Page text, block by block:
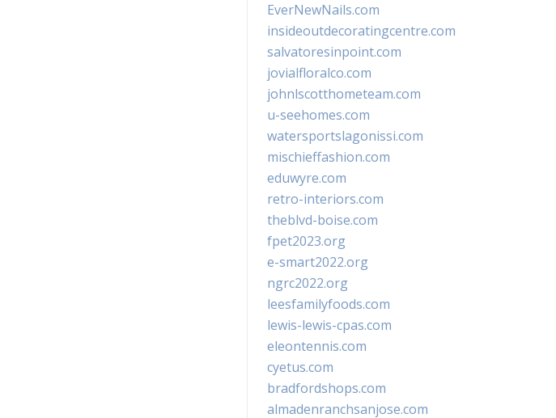
EverNewNails.com
insideoutdecoratingcentre.com
salvatoresinpoint.com
jovialfloralco.com
johnlscotthometeam.com
u-seehomes.com
watersportslagonissi.com
mischieffashion.com
eduwyre.com
retro-interiors.com
theblvd-boise.com
fpet2023.org
e-smart2022.org
ngrc2022.org
leesfamilyfoods.com
lewis-lewis-cpas.com
eleontennis.com
cyetus.com
bradfordshops.com
almadenranchsanjose.com